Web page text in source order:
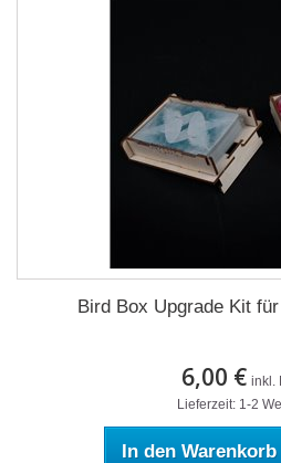
Bird Box Upgrade Kit
6,00 € inkl.
Lieferzeit: 1-2
In den Warenkorb